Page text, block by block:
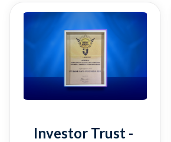
Investor Trust -